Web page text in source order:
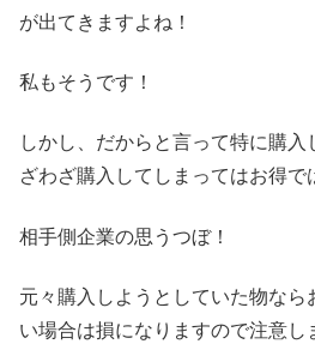
が出てきますよね！
私もそうです！
しかし、だからと言って特に購
ざわざ購入してしまってはお得で
相手側企業の思うつぼ！
元々購入しようとしていた物なら
い場合は損になりますので注意し